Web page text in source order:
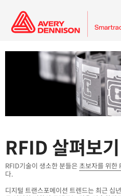
RFID 살펴보기
RFID기술이 생소한 분들은 초보자를 위한
다.
디지털 트랜스포메이션 트렌드는 최근 십